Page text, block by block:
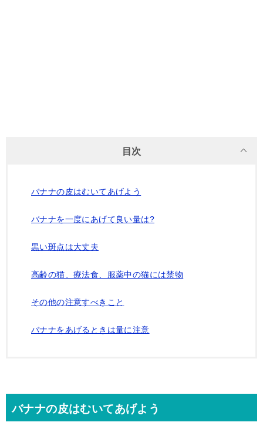
目次
バナナの皮はむいてあげよう
バナナを一度にあげて良い量は?
黒い斑点は大丈夫
高齢の猫、療法食、服薬中の猫には禁物
その他の注意すべきこと
バナナをあげるときは量に注意
バナナの皮はむいてあげよう